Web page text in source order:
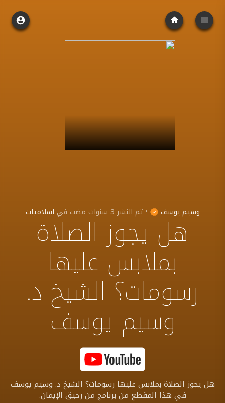
وسيم يوسف • تم النشر3 سنوات مضت في اسلاميات
هل يجوز الصلاة
بملابس عليها
رسومات؟ الشيخ د.
وسيم يوسف
هل يجوز الصلاة بملابس عليها رسومات؟ الشيخ د. وسيم يوسف
في هذا المقطع من برنامج من رحيق الإيمان.